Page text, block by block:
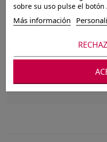
sobre su uso pulse el botón
Más información